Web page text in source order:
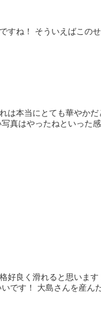
すね！ そういえばこの
は本当にとても華やか
真はやったねといった
好良く滑れると思いま
です！ 大島さんを産ん